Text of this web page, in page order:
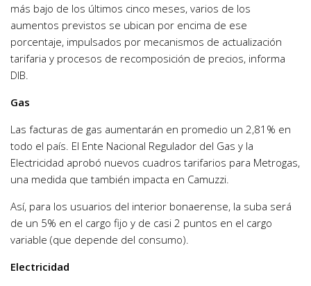
más bajo de los últimos cinco meses, varios de los
aumentos previstos se ubican por encima de ese
porcentaje, impulsados por mecanismos de actualización
tarifaria y procesos de recomposición de precios, informa
DIB.
Gas
Las facturas de gas aumentarán en promedio un 2,81% en
todo el país. El Ente Nacional Regulador del Gas y la
Electricidad aprobó nuevos cuadros tarifarios para Metrogas,
una medida que también impacta en Camuzzi.
Así, para los usuarios del interior bonaerense, la suba será
de un 5% en el cargo fijo y de casi 2 puntos en el cargo
variable (que depende del consumo).
Electricidad